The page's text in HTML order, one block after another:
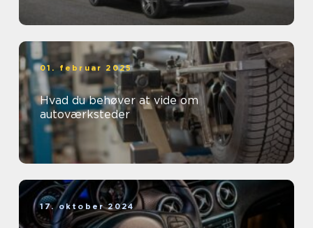
01. februar 2025
Hvad du behøver at vide om
autoværksteder
17. oktober 2024